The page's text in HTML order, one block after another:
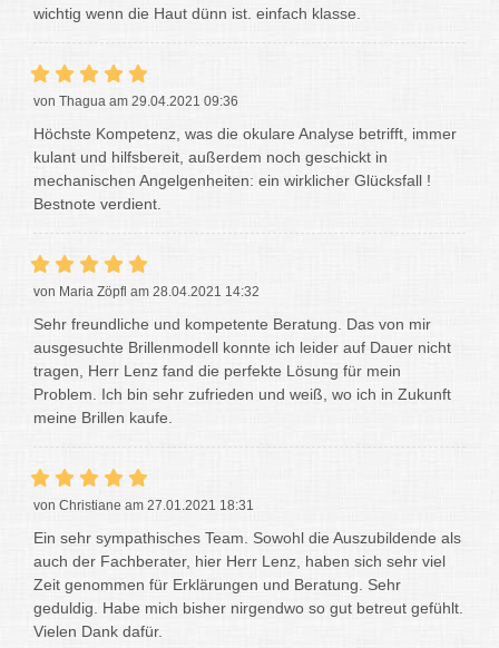
wichtig wenn die Haut dünn ist. einfach klasse.
von Thagua am 29.04.2021 09:36
Höchste Kompetenz, was die okulare Analyse betrifft, immer
kulant und hilfsbereit, außerdem noch geschickt in
mechanischen Angelgenheiten: ein wirklicher Glücksfall !
Bestnote verdient.
von Maria Zöpfl am 28.04.2021 14:32
Sehr freundliche und kompetente Beratung. Das von mir
ausgesuchte Brillenmodell konnte ich leider auf Dauer nicht
tragen, Herr Lenz fand die perfekte Lösung für mein
Problem. Ich bin sehr zufrieden und weiß, wo ich in Zukunft
meine Brillen kaufe.
von Christiane am 27.01.2021 18:31
Ein sehr sympathisches Team. Sowohl die Auszubildende als
auch der Fachberater, hier Herr Lenz, haben sich sehr viel
Zeit genommen für Erklärungen und Beratung. Sehr
geduldig. Habe mich bisher nirgendwo so gut betreut gefühlt.
Vielen Dank dafür.